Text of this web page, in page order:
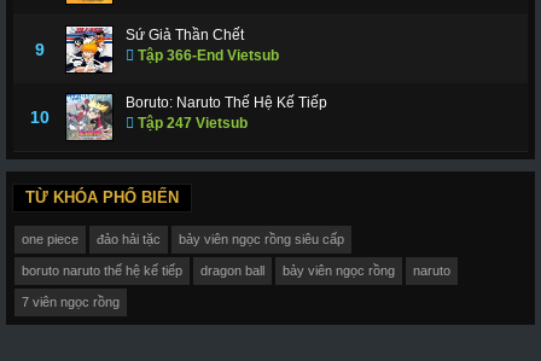
9
Sứ Giả Thần Chết
Tập 366-End Vietsub
10
Boruto: Naruto Thế Hệ Kế Tiếp
Tập 247 Vietsub
TỪ KHÓA PHỔ BIẾN
one piece đảo hải tặc bảy viên ngọc rồng siêu cấp
boruto naruto thế hệ kế tiếp dragon ball bảy viên ngọc rồng naruto
7 viên ngọc rồng